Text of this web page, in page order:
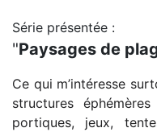
Série présentée :
"Paysages de
Ce qui m’intéresse
structures
portiques, jeux,